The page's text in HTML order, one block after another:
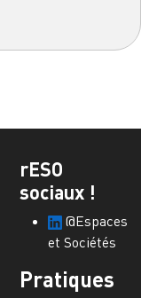
rESO
sociaux !
@Espaces
et Sociétés
Pratiques